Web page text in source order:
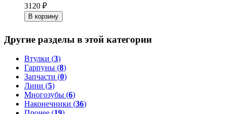
3120 ₽
В корзину
Другие разделы в этой категории
Втулки (3)
Гарпуны (8)
Запчасти (0)
Лини (5)
Многозубы (6)
Наконечники (36)